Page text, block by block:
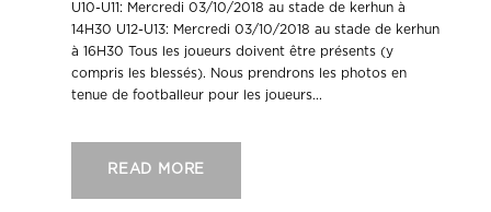
U10-U11: Mercredi 03/10/2018 au stade de kerhun à
14H30 U12-U13: Mercredi 03/10/2018 au stade de kerhun
à 16H30 Tous les joueurs doivent être présents (y
compris les blessés). Nous prendrons les photos en
tenue de footballeur pour les joueurs...
READ MORE